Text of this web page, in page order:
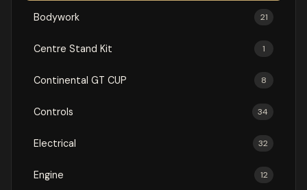
Bodywork 21
Centre Stand Kit 1
Continental GT CUP 8
Controls 34
Electrical 32
Engine 12